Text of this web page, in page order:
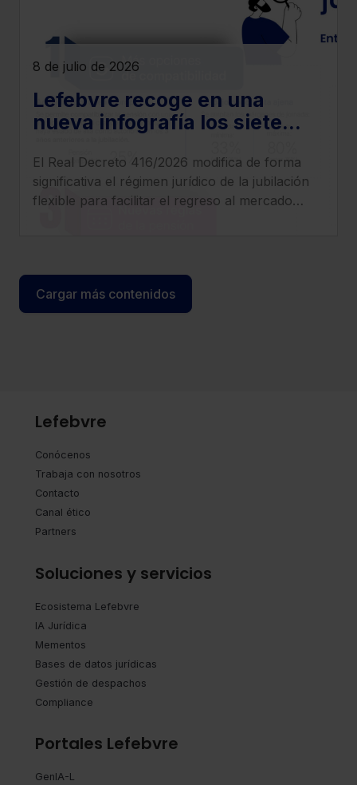
8 de julio de 2026
Lefebvre recoge en una
nueva infografía los siete
introduce el Real Decreto
416/2026
El Real Decreto 416/2026 modifica de forma
significativa el régimen jurídico de la jubilación
flexible para facilitar el regreso al mercado
determinados complementos.
Cargar más contenidos
Lefebvre
Conócenos
Trabaja con nosotros
Contacto
Canal ético
Partners
Soluciones y servicios
Ecosistema Lefebvre
IA Jurídica
Mementos
Bases de datos jurídicas
Gestión de despachos
Compliance
Portales Lefebvre
GenIA-L